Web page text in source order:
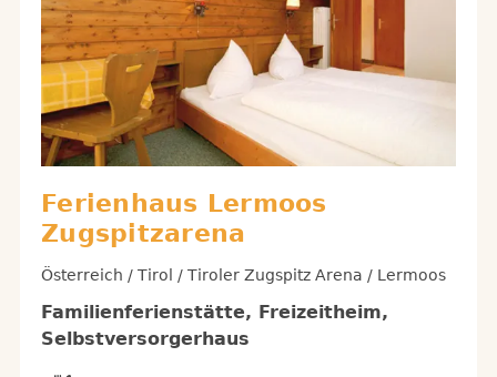
Ferienhaus Lermoos
Zugspitzarena
Österreich / Tirol / Tiroler Zugspitz Arena / Lermoos
Familienferienstätte, Freizeitheim,
Selbstversorgerhaus